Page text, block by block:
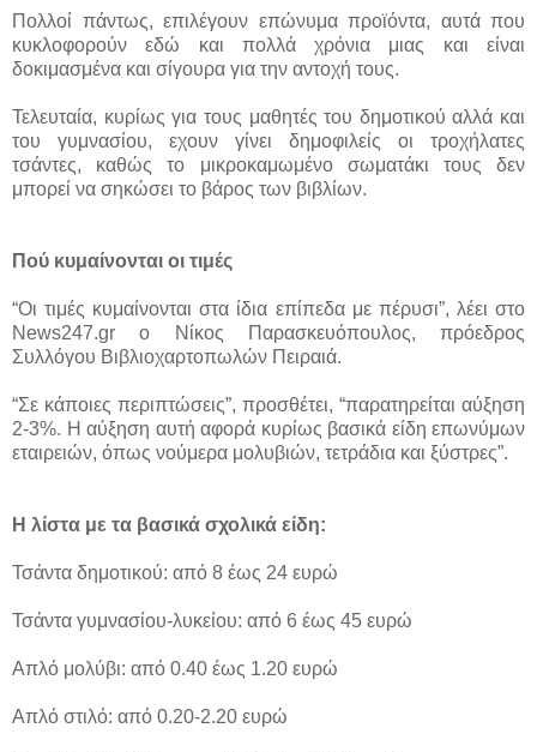
Πολλοί πάντως, επιλέγουν επώνυμα προϊόντα, αυτά που
κυκλοφορούν εδώ και πολλά χρόνια μιας και είναι
δοκιμασμένα και σίγουρα για την αντοχή τους.
Τελευταία, κυρίως για τους μαθητές του δημοτικού αλλά και
του γυμνασίου, εχουν γίνει δημοφιλείς οι τροχήλατες
τσάντες, καθώς το μικροκαμωμένο σωματάκι τους δεν
μπορεί να σηκώσει το βάρος των βιβλίων.
Πού κυμαίνονται οι τιμές
“Οι τιμές κυμαίνονται στα ίδια επίπεδα με πέρυσι”, λέει στο
News247.gr ο Νίκος Παρασκευόπουλος, πρόεδρος
Συλλόγου Βιβλιοχαρτοπωλών Πειραιά.
“Σε κάποιες περιπτώσεις”, προσθέτει, “παρατηρείται αύξηση
2-3%. Η αύξηση αυτή αφορά κυρίως βασικά είδη επωνύμων
εταιρειών, όπως νούμερα μολυβιών, τετράδια και ξύστρες”.
Η λίστα με τα βασικά σχολικά είδη:
Τσάντα δημοτικού: από 8 έως 24 ευρώ
Τσάντα γυμνασίου-λυκείου: από 6 έως 45 ευρώ
Απλό μολύβι: από 0.40 έως 1.20 ευρώ
Απλό στιλό: από 0.20-2.20 ευρώ